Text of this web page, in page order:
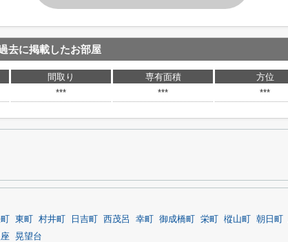
去に掲載したお部屋
間取り 専有面積 方位
*** *** ***
東町 村井町 日吉町 西茂呂 幸町 御成橋町 栄町 樅山町 朝日町
晃望台